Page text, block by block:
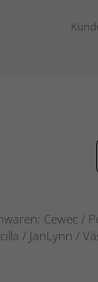
Cewec /
/ JanLynn /